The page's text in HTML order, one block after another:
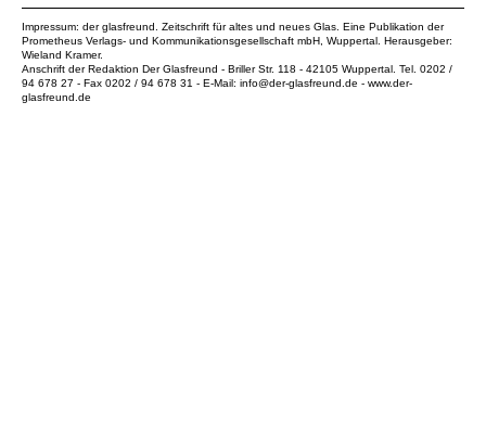
Impressum: der glasfreund. Zeitschrift für altes und neues Glas. Eine Publikation der
Prometheus Verlags- und Kommunikationsgesellschaft mbH , Wuppertal. Herausgeber:
Wieland Kramer.
Anschrift der Redaktion Der Glasfreund - Briller Str. 118 - 42105 Wuppertal. Tel. 0202 /
94 678 27 - Fax 0202 / 94 678 31 - E-Mail: info@der-glasfreund.de - www.der-
glasfreund.de